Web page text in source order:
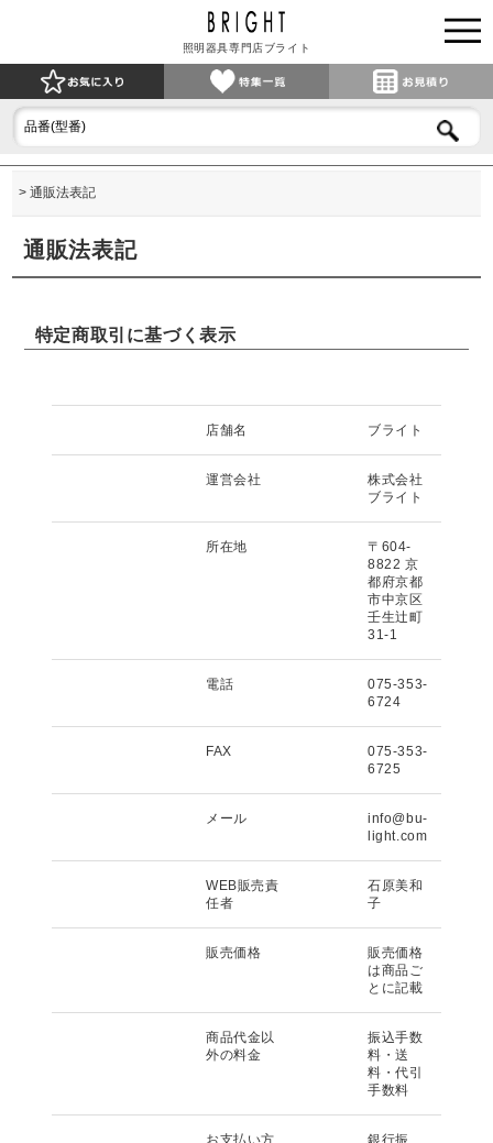
照明器具専門店ブライト
通販法表記
通販法表記
特定商取引に基づく表示
店舗名 ブライト
運営会社
株式会社
ブライト
所在地
〒604-
8822 京
都府京都
市中京区
壬生辻町
31-1
電話
075-353-
6724
FAX
075-353-
6725
メール
info@bu-
light.com
WEB販売責
任者
石原美和
子
販売価格
販売価格
は商品ご
とに記載
商品代金以
外の料金
振込手数
料・送
料・代引
手数料
お支払い方
銀行振